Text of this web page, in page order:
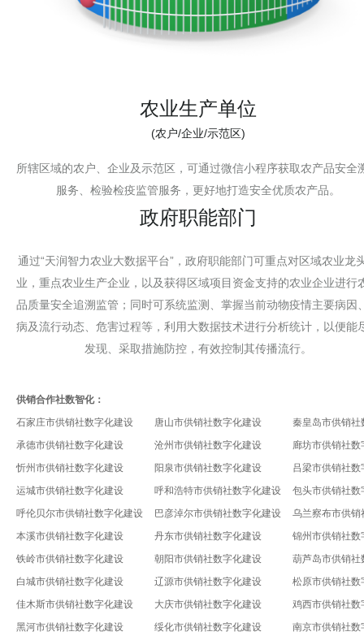
农业生产单位
(农户/企业/示范区)
所辖区域的农户、企业及示范区，可通过微信小程序获取农产品安全
服务、检验检疫监管服务，更好地打造安全优质农产品。
政府职能部门
通过“天润智力农业大数据平台”，政府职能部门可重点对区域农业龙
业，重点农业生产企业，以及获得区域项目资金支持的农业企业进行
品质量安全追溯监管；同时可系统监测、掌握当前动物疫情主要病因
病及流行动态、危害过程等，利用大数据技术进行分析统计，以便能
发现、采取措施防控，有效控制其传播流行。
供销合作社数智化：
石家庄市供销社数字化建设
唐山市供销社数字化建设
秦皇岛市供销社
承德市供销社数字化建设
沧州市供销社数字化建设
廊坊市供销社数
忻州市供销社数字化建设
阳泉市供销社数字化建设
吕梁市供销社数
运城市供销社数字化建设
呼和浩特市供销社数字化建设
包头市供销社数
呼伦贝尔市供销社数字化建设
巴彦淖尔市供销社数字化建设
乌兰察布市供销
本溪市供销社数字化建设
丹东市供销社数字化建设
锦州市供销社数
铁岭市供销社数字化建设
朝阳市供销社数字化建设
葫芦岛市供销社
白城市供销社数字化建设
辽源市供销社数字化建设
松原市供销社数
佳木斯市供销社数字化建设
大庆市供销社数字化建设
鸡西市供销社数
黑河市供销社数字化建设
绥化市供销社数字化建设
南京市供销社数